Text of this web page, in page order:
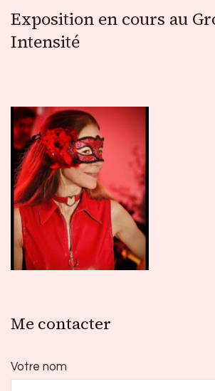
Exposition en cours au
Intensité
Me contacter
Votre nom